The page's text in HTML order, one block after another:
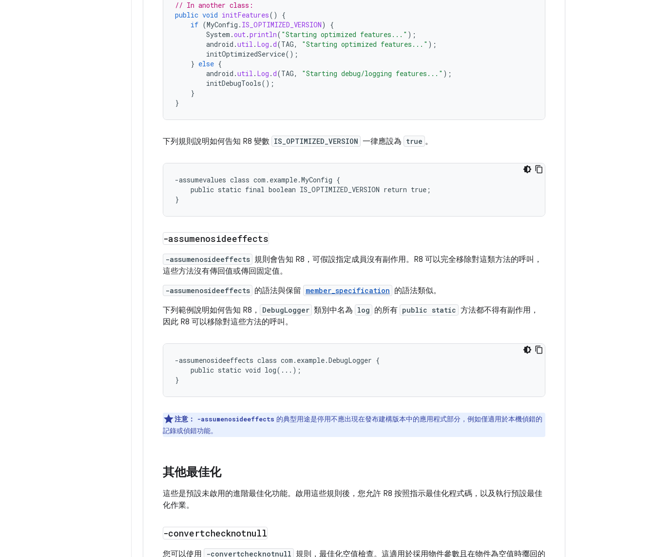
// In another class:
public void initFeatures()
{
if (MyConfig . IS_OPTIMIZED_VERSION)
{
System .out.println( "Starting optimized features..." );
android .util . Log .d(TAG, "Starting optimized features..." );
initOptimizedService();
} else {
android .util . Log .d(TAG, "Starting debug/logging features..." );
initDebugTools();
}
}
下列規則說明如何告知 R8 變數 IS_OPTIMIZED_VERSION 一律應設為 true 。
-assumevalues class com.example.MyConfig {
    public static final boolean IS_OPTIMIZED_VERSION return true;
-assumenosideeffects
-assumenosideeffects 規則會告知 R8，可假設指定成員沒有副作用。R8 可以完全移除對這類方法的呼叫，
這些方法沒有傳回值或傳回固定值。
-assumenosideeffects 的語法與保留 member_specification 的語法類似。
下列範例說明如何告知 R8，
DebugLogger 類別中名為 log 的所有 public static 方法都不得有副作用，
因此 R8 可以移除對這些方法的呼叫。
-assumenosideeffects class com.example.DebugLogger {
    public static void log(...);
注意： -assumenosideeffects 的典型用途是停用不應出現在發布建構版本中的應用程式部分，例如僅適用於本機偵錯的
記錄或偵錯功能。
其他最佳化
這些是預設未啟用的進階最佳化功能。啟用這些規則後，您允許 R8 按照指示最佳化程式碼，以及執行預設最佳
化作業。
-convertchecknotnull
您可以使用 -convertchecknotnull 規則，最佳化空值檢查。這適用於採用物件參數且在物件為空值時擲回的